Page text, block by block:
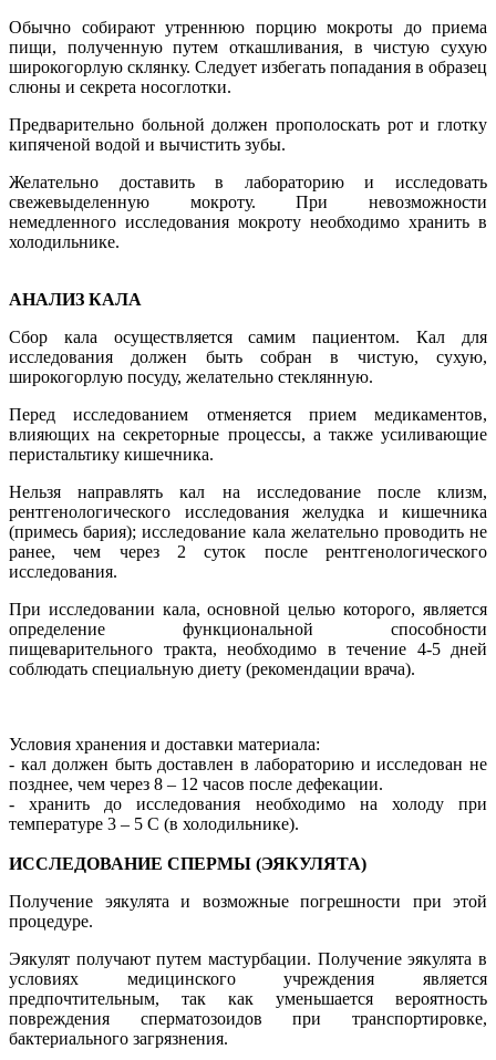
Обычно собирают утреннюю порцию мокроты до приема
пищи, полученную путем откашливания, в чистую сухую
широкогорлую склянку. Следует избегать попадания в образец
слюны и секрета носоглотки.
Предварительно больной должен прополоскать рот и глотку
кипяченой водой и вычистить зубы.
Желательно доставить в лабораторию и исследовать
свежевыделенную мокроту. При невозможности
немедленного исследования мокроту необходимо хранить в
холодильнике.
АНАЛИЗ КАЛА
Сбор кала осуществляется самим пациентом. Кал для
исследования должен быть собран в чистую, сухую,
широкогорлую посуду, желательно стеклянную.
Перед исследованием отменяется прием медикаментов,
влияющих на секреторные процессы, а также усиливающие
перистальтику кишечника.
Нельзя направлять кал на исследование после клизм,
рентгенологического исследования желудка и кишечника
(примесь бария); исследование кала желательно проводить не
ранее, чем через 2 суток после рентгенологического
исследования.
При исследовании кала, основной целью которого, является
определение функциональной способности
пищеварительного тракта, необходимо в течение 4-5 дней
соблюдать специальную диету (рекомендации врача).
Условия хранения и доставки материала:
- кал должен быть доставлен в лабораторию и исследован не
позднее, чем через 8 – 12 часов после дефекации.
- хранить до исследования необходимо на холоду при
температуре 3 – 5 С (в холодильнике).
ИССЛЕДОВАНИЕ СПЕРМЫ (ЭЯКУЛЯТА)
Получение эякулята и возможные погрешности при этой
процедуре.
Эякулят получают путем мастурбации. Получение эякулята в
условиях медицинского учреждения является
предпочтительным, так как уменьшается вероятность
повреждения сперматозоидов при транспортировке,
бактериального загрязнения.